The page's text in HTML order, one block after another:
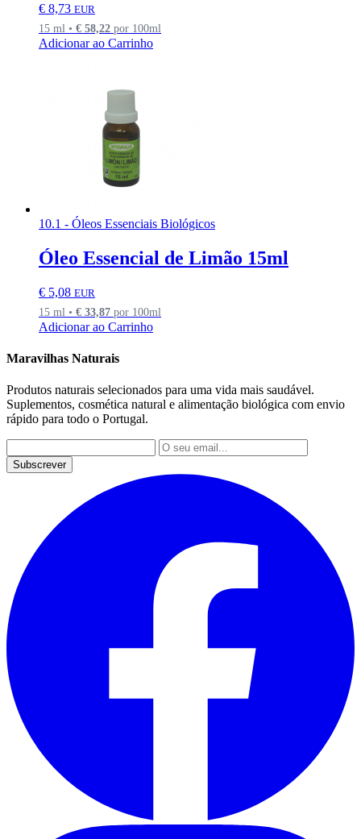
€ 8,73 EUR
15 ml • € 58,22 por 100ml
Adicionar ao Carrinho
10.1 - Óleos Essenciais Biológicos
Óleo Essencial de Limão 15ml
€ 5,08 EUR
15 ml • € 33,87 por 100ml
Adicionar ao Carrinho
Maravilhas Naturais
Produtos naturais selecionados para uma vida mais saudável.
Suplementos, cosmética natural e alimentação biológica com envio
rápido para todo o Portugal.
Subscrever